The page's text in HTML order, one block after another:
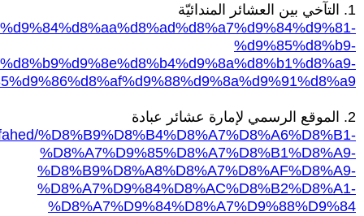
1. التآخي بين العشائر المندائيّة
%d9%85%d8%b9-
%d8%b9%d9%8e%d8%b4%d9%8a%d8%b1%d8%a9-
2. الموقع الرسمي لإمارة عشائر عبادة
%D8%B9%D8%B4%D8%A7%D8%A6%D8%B1-
%D8%A7%D9%85%D8%A7%D8%B1%D8%A9-
%D8%B9%D8%A8%D8%A7%D8%AF%D8%A9-
%D8%A7%D9%84%D8%AC%D8%B2%D8%A1-
%D8%A7%D9%84%D8%A7%D9%88%D9%84